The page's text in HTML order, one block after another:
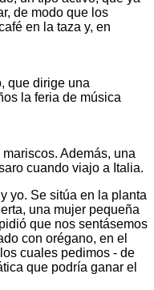
de modo que los
en la taza y, en
que dirige una
la feria de música
Además, una
cuando viajo a Italia.
yo. Se sitúa en la planta
una mujer pequeña
que nos sentásemos
con orégano, en el
cuales pedimos - de
que podría ganar el